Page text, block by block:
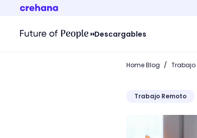
Descargables
Home Blog / Trabajo
Trabajo Remoto
Descarga gratis